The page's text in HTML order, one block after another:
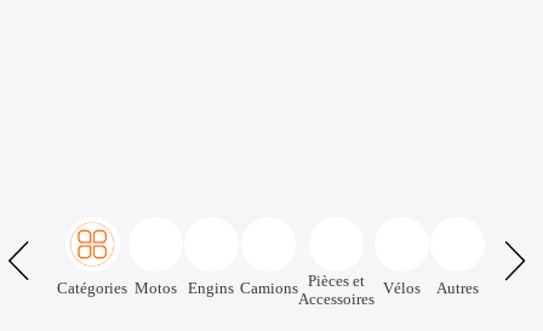
Catégories Motos Engins Camions Pièces et
Accessoires
Vélos Autres